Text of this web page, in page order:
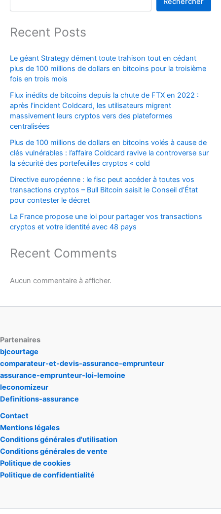
Recent Posts
Le géant Strategy dément toute trahison tout en cédant
plus de 100 millions de dollars en bitcoins pour la troisième
fois en trois mois
Flux inédits de bitcoins depuis la chute de FTX en 2022 :
après l’incident Coldcard, les utilisateurs migrent
massivement leurs cryptos vers des plateformes
centralisées
Plus de 100 millions de dollars en bitcoins volés à cause de
clés vulnérables : l’affaire Coldcard ravive la controverse sur
la sécurité des portefeuilles cryptos « cold
Directive européenne : le fisc peut accéder à toutes vos
transactions cryptos – Bull Bitcoin saisit le Conseil d’État
pour contester le décret
La France propose une loi pour partager vos transactions
cryptos et votre identité avec 48 pays
Recent Comments
Aucun commentaire à afficher.
Partenaires
bjcourtage
comparateur-et-devis-assurance-emprunteur
assurance-emprunteur-loi-lemoine
leconomizeur
Definitions-assurance
Contact
Mentions légales
Conditions générales d'utilisation
Conditions générales de vente
Politique de cookies
Politique de confidentialité